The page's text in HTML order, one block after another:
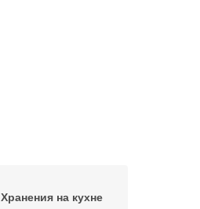
Хранения на кухне